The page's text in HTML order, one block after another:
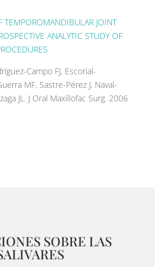
TEMPOROMANDIBULAR JOINT
ANALYTIC STUDY OF
Campo FJ, Escorial-
MF, Sastre-Pérez J, Naval-
JL. J Oral Maxillofac Surg. 2006
SOBRE LAS